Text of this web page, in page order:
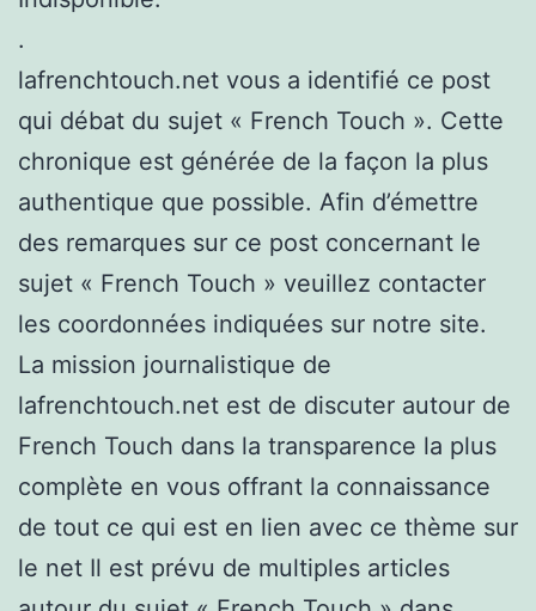
.
lafrenchtouch.net vous a identifié ce post
qui débat du sujet « French Touch ». Cette
chronique est générée de la façon la plus
authentique que possible. Afin d’émettre
des remarques sur ce post concernant le
sujet « French Touch » veuillez contacter
les coordonnées indiquées sur notre site.
La mission journalistique de
lafrenchtouch.net est de discuter autour de
French Touch dans la transparence la plus
complète en vous offrant la connaissance
de tout ce qui est en lien avec ce thème sur
le net Il est prévu de multiples articles